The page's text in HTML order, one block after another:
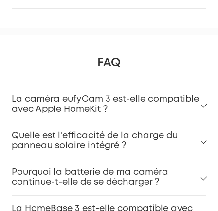
FAQ
La caméra eufyCam 3 est-elle compatible
avec Apple HomeKit ?
Quelle est l'efficacité de la charge du
panneau solaire intégré ?
Pourquoi la batterie de ma caméra
continue-t-elle de se décharger ?
La HomeBase 3 est-elle compatible avec